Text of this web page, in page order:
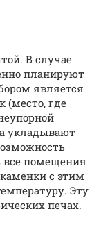
В случае
планируют
является
(место, где
укладывают
все помещения
с этим
Эту
печах.